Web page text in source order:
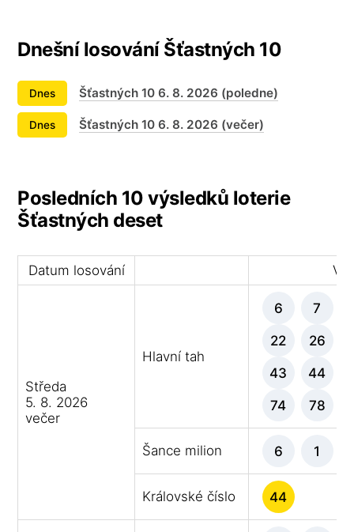
Dnešní losování Šťastných 10
Dnes Šťastných 10 6. 8. 2026 (poledne)
Dnes Šťastných 10 6. 8. 2026 (večer)
Posledních 10 výsledků loterie
Šťastných deset
Datum losování
Středa
5. 8. 2026
večer
Hlavní tah
6 7
22 26
43 44
74 78
Šance milion 6 1
Královské číslo 44